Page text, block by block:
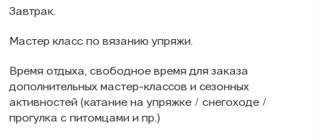
Завтрак.
Мастер класс по вязанию упряжи.
Время отдыха, свободное время для заказа
дополнительных мастер-классов и сезонных
активностей (катание на упряжке / снегоходе /
прогулка с питомцами и пр.)